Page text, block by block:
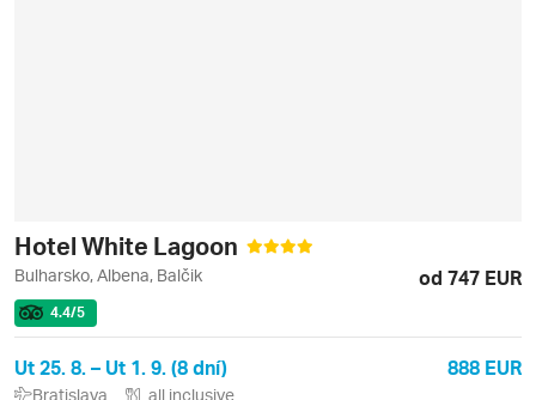
Hotel White Lagoon
Bulharsko, Albena, Balčik od 747 EUR
4.4/5
Ut 25. 8. – Ut 1. 9. (8 dní) 888 EUR
Bratislava all inclusive